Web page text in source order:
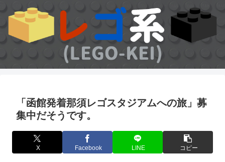
「函館発着那須レゴスタジアムへの旅」募
集中だそうです。
X Facebook LINE コピー